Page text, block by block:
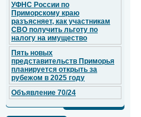
УФНС России по
Приморскому краю
разъясняет, как участникам
СВО получить льготу по
налогу на имущество
Пять новых
представительств Приморья
планируется открыть за
рубежом в 2025 году
Объявление 70/24